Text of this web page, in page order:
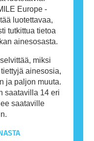
Europe -
luotettavaa,
tutkittua tietoa
ainesosasta.
miksi
ainesosia,
ja paljon muuta.
saatavilla 14 eri
saataville